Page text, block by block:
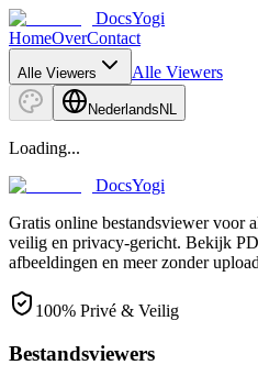
DocsYogi
HomeOverContact
Alle Viewers Alle Viewers
Nederlands NL
Loading...
DocsYogi
Gratis online bestandsviewer voor
veilig en privacy-gericht. Bekijk
afbeeldingen en meer zonder
100% Privé & Veilig
Bestandsviewers